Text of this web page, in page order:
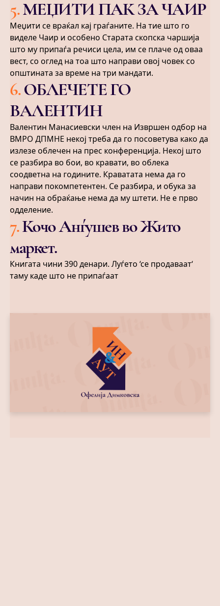
5.МЕЏИТИ ПАК ЗА ЧАИР
Меџити се враќал кај граѓаните. На тие што го
виделе Чаир и особено Старата скопска чаршија
што му припаѓа речиси цела, им се плаче од оваа
вест, со оглед на тоа што направи овој човек со
општината за време на три мандати.
6.ОБЛЕЧЕТЕ ГО
ВАЛЕНТИН
Валентин Манасиевски член на Извршен одбор на
ВМРО ДПМНЕ некој треба да го посоветува како да
излезе облечен на прес конференција. Некој што
се разбира во бои, во кравати, во облека
соодветна на годините. Краватата нема да го
направи покомпетентен. Се разбира, и обука за
начин на обраќање нема да му штети. Не е прво
одделение.
7.Кочо Анѓушев во Жито
маркет.
Книгата чини 390 денари. Луѓето ‘се продаваат‘
таму каде што не припаѓаат